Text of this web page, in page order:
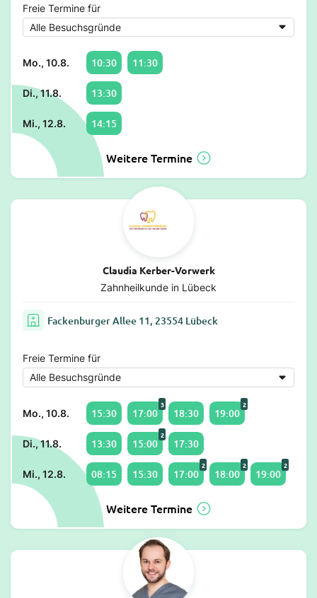
Freie Termine für
Mo., 10.8. 10:30 11:30
Di., 11.8. 13:30
Mi., 12.8. 14:15
Weitere Termine
Claudia Kerber-Vorwerk
Zahnheilkunde in Lübeck
Fackenburger Allee 11, 23554 Lübeck
Freie Termine für
Mo., 10.8. 15:30 17:00
3
18:30 19:00
2
Di., 11.8. 13:30 15:00
2
17:30
Mi., 12.8. 08:15 15:30 17:00
2
18:00
2
19:00
2
Weitere Termine